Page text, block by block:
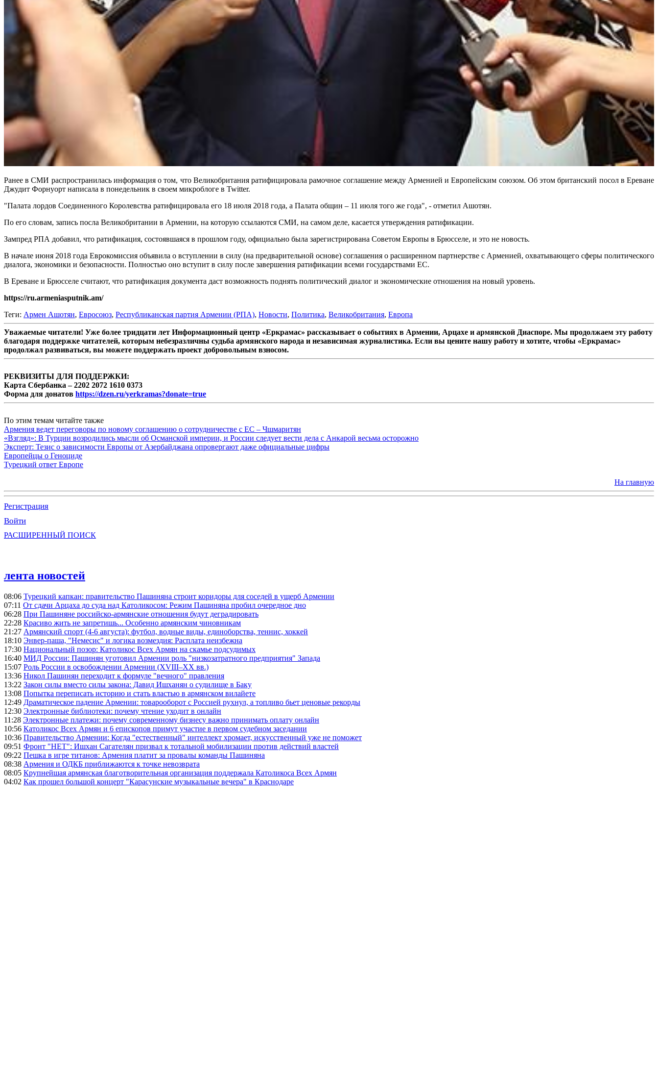
Ранее в СМИ распространилась информация о том, что Великобритания ратифицировала рамочное соглашение между Арменией и Европейским союзом. Об этом британский посол в Ереване
Джудит Форнуорт написала в понедельник в своем микроблоге в Twitter.
"Палата лордов Соединенного Королевства ратифицировала его 18 июля 2018 года, а Палата общин – 11 июля того же года", - отметил Ашотян.
По его словам, запись посла Великобритании в Армении, на которую ссылаются СМИ, на самом деле, касается утверждения ратификации.
Зампред РПА добавил, что ратификация, состоявшаяся в прошлом году, официально была зарегистрирована Советом Европы в Брюсселе, и это не новость.
В начале июня 2018 года Еврокомиссия объявила о вступлении в силу (на предварительной основе) соглашения о расширенном партнерстве с Арменией, охватывающего сферы политического
диалога, экономики и безопасности. Полностью оно вступит в силу после завершения ратификации всеми государствами ЕС.
В Ереване и Брюсселе считают, что ратификация документа даст возможность поднять политический диалог и экономические отношения на новый уровень.
https://ru.armeniasputnik.am/
Теги: Армен Ашотян, Евросоюз, Республиканская партия Армении (РПА), Новости, Политика, Великобритания, Европа
Уважаемые читатели! Уже более тридцати лет Информационный центр «Еркрамас» рассказывает о событиях в Армении, Арцахе и армянской Диаспоре. Мы продолжаем эту работу
благодаря поддержке читателей, которым небезразличны судьба армянского народа и независимая журналистика. Если вы цените нашу работу и хотите, чтобы «Еркрамас»
продолжал развиваться, вы можете поддержать проект добровольным взносом.
РЕКВИЗИТЫ ДЛЯ ПОДДЕРЖКИ:
Карта Сбербанка – 2202 2072 1610 0373
Форма для донатов https://dzen.ru/yerkramas?donate=true
По этим темам читайте также
Армения ведет переговоры по новому соглашению о сотрудничестве с ЕС – Чшмаритян
«Взгляд»: В Турции возродились мысли об Османской империи, и России следует вести дела с Анкарой весьма осторожно
Эксперт: Тезис о зависимости Европы от Азербайджана опровергают даже официальные цифры
Европейцы о Геноциде
Турецкий ответ Европе
На главную
Регистрация
Войти
РАСШИРЕННЫЙ ПОИСК
лента новостей
08:06 Турецкий капкан: правительство Пашиняна строит коридоры для соседей в ущерб Армении
07:11 От сдачи Арцаха до суда над Католикосом: Режим Пашиняна пробил очередное дно
06:28 При Пашиняне российско-армянские отношения будут деградировать
22:28 Красиво жить не запретишь... Особенно армянским чиновникам
21:27 Армянский спорт (4-6 августа): футбол, водные виды, единоборства, теннис, хоккей
18:10 Энвер-паша, "Немесис" и логика возмездия: Расплата неизбежна
17:30 Национальный позор: Католикос Всех Армян на скамье подсудимых
16:40 МИД России: Пашинян уготовил Армении роль "низкозатратного предприятия" Запада
15:07 Роль России в освобождении Армении (XVIII–XX вв.)
13:36 Никол Пашинян переходит к формуле "вечного" правления
13:22 Закон силы вместо силы закона: Давид Ишханян о судилище в Баку
13:08 Попытка переписать историю и стать властью в армянском вилайете
12:49 Драматическое падение Армении: товарооборот с Россией рухнул, а топливо бьет ценовые рекорды
12:30 Электронные библиотеки: почему чтение уходит в онлайн
11:28 Электронные платежи: почему современному бизнесу важно принимать оплату онлайн
10:56 Католикос Всех Армян и 6 епископов примут участие в первом судебном заседании
10:36 Правительство Армении: Когда "естественный" интеллект хромает, искусственный уже не поможет
09:51 Фронт "НЕТ": Ишхан Сагателян призвал к тотальной мобилизации против действий властей
09:22 Пешка в игре титанов: Армения платит за провалы команды Пашиняна
08:38 Армения и ОДКБ приближаются к точке невозврата
08:05 Крупнейшая армянская благотворительная организация поддержала Католикоса Всех Армян
04:02 Как прошел большой концерт "Карасунские музыкальные вечера" в Краснодаре